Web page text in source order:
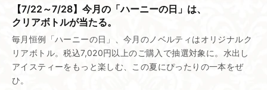
【7/22～7/28】​今月の​「ハーニーの​日」は、​
クリアボトルが​当たる。
毎月恒例「ハーニーの日」、今月のノベルティはオリジナルク
リアボトル。税込7,020円以上のご購入で抽選対象に。水出し
アイスティーをもっと楽しむ、この夏にぴったりの一本をぜ
ひ。